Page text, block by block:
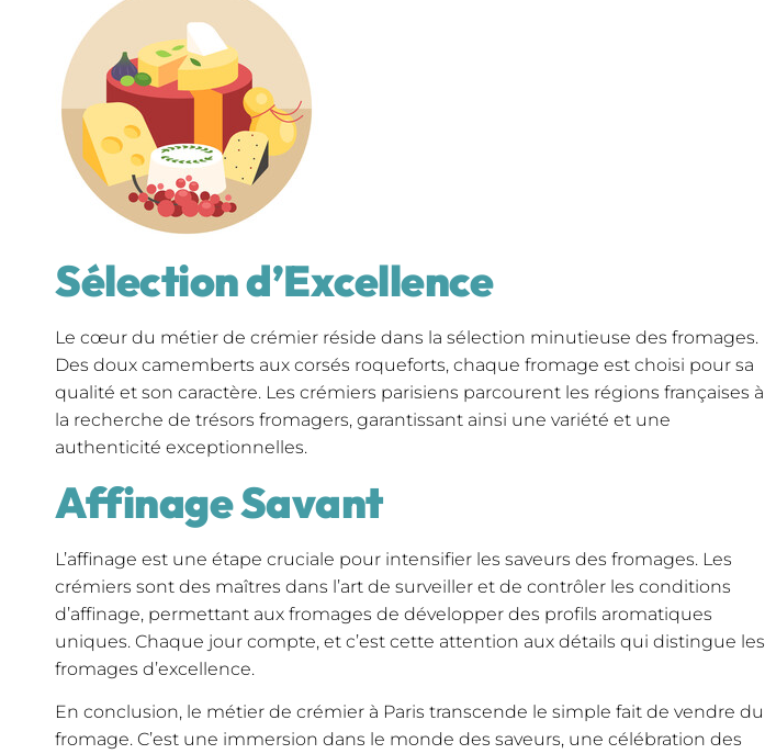
Sélection d’Excellence
Le cœur du métier de crémier réside dans la sélection minutieuse des fromages.
Des doux camemberts aux corsés roqueforts, chaque fromage est choisi pour sa
qualité et son caractère. Les crémiers parisiens parcourent les régions françaises à
la recherche de trésors fromagers, garantissant ainsi une variété et une
authenticité exceptionnelles.
Affinage Savant
L’affinage est une étape cruciale pour intensifier les saveurs des fromages. Les
crémiers sont des maîtres dans l’art de surveiller et de contrôler les conditions
d’affinage, permettant aux fromages de développer des profils aromatiques
uniques. Chaque jour compte, et c’est cette attention aux détails qui distingue les
fromages d’excellence.
En conclusion, le métier de crémier à Paris transcende le simple fait de vendre du
fromage. C’est une immersion dans le monde des saveurs, une célébration des